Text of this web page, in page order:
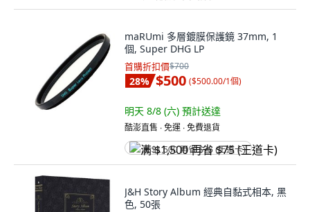
maRUmi 多層鍍膜保護鏡 37mm, 1
個, Super DHG LP
首購折扣價$700
28% $500 ($500.00/1個)
明天 8/8 (六) 預計送達
酷澎直售 ∙ 免運 ∙ 免費退貨
满 $1,500 再省 $75 (王道卡)
J&H Story Album 經典自黏式相本, 黑
色, 50張